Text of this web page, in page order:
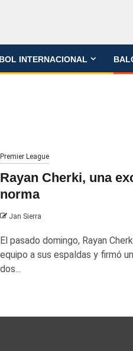
INTERNACIONAL
Premier League
Rayan Cherki, una
norma
Jan Sierra
El pasado domingo, Rayan
equipo a sus espaldas y firmó
dos...